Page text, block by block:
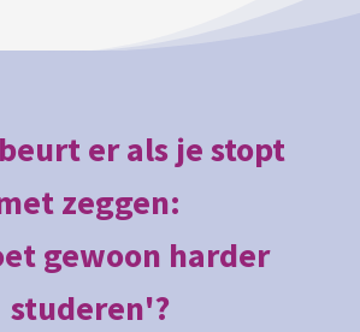
er als je stopt
zeggen:
gewoon harder
studeren'?